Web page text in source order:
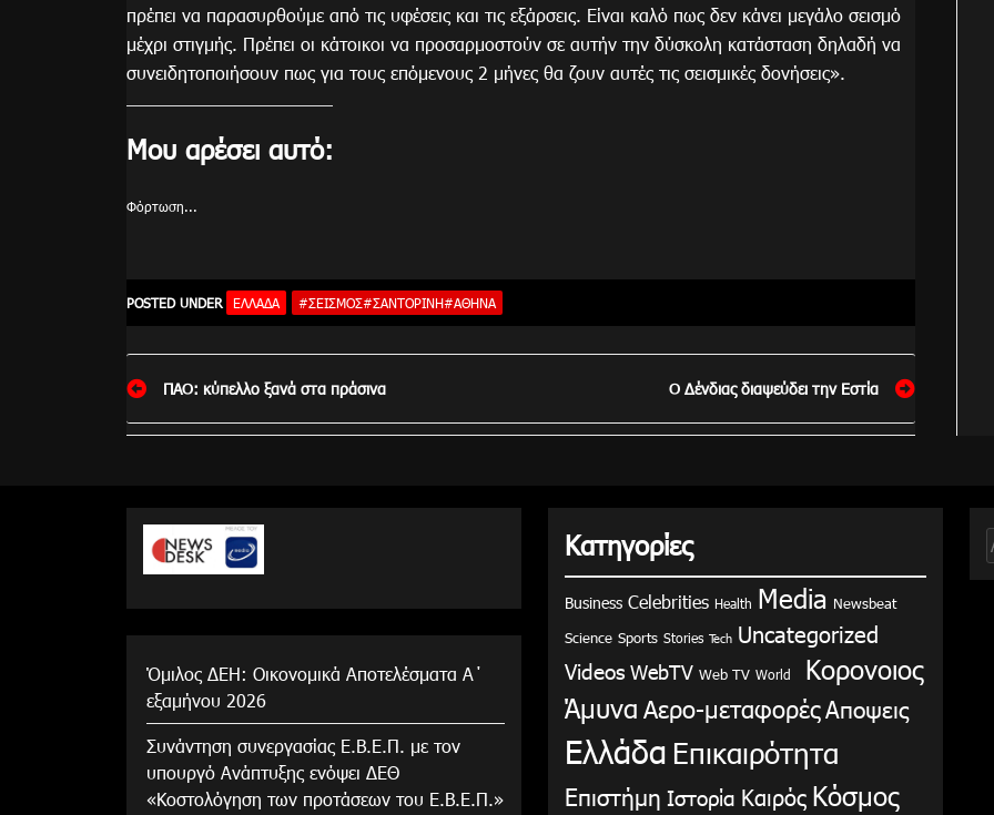
πρέπει να παρασυρθούμε από τις υφέσεις και τις εξάρσεις. Είναι καλό πως δεν κάνει μεγάλο σεισμό
μέχρι στιγμής. Πρέπει οι κάτοικοι να προσαρμοστούν σε αυτήν την δύσκολη κατάσταση δηλαδή να
συνειδητοποιήσουν πως για τους επόμενους 2 μήνες θα ζουν αυτές τις σεισμικές δονήσεις».
Μου αρέσει αυτό:
Φόρτωση...
POSTED UNDER ΕΛΛΆΔΑ #ΣΕΙΣΜΟΣ#ΣΑΝΤΟΡΙΝΗ#ΑΘΗΝΑ
Πλοήγηση
ΠΑΟ: κύπελλο ξανά στα πράσινα Ο Δένδιας διαψεύδει την Εστία
Όμιλος ΔΕΗ: Οικονομικά Αποτελέσματα Α΄
εξαμήνου 2026
Συνάντηση συνεργασίας Ε.Β.Ε.Π. με τον
υπουργό Ανάπτυξης ενόψει ΔΕΘ
«Κοστολόγηση των προτάσεων του Ε.Β.Ε.Π.»
Κατηγορίες
Business Celebrities Health Media Newsbeat
Science Sports Stories Tech Uncategorized
Videos WebTV Web TV World
Κορονοιος
Άμυνα Αερο-μεταφορέςΑποψεις
Ελλάδα Επικαιρότητα
Επιστήμη Ιστορία Καιρός Κόσμος